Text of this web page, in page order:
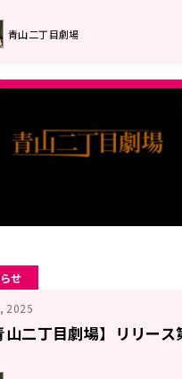
青山二丁目劇場
せ
2025
山二丁目劇場】リリー